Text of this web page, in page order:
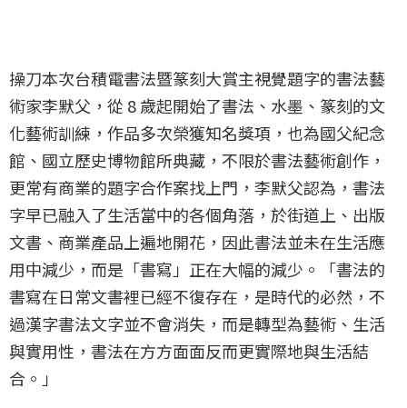
操刀本次台積電書法暨篆刻大賞主視覺題字的書法藝
術家李默父，從 8 歲起開始了書法、水墨、篆刻的文
化藝術訓練，作品多次榮獲知名獎項，也為國父紀念
館、國立歷史博物館所典藏，不限於書法藝術創作，
更常有商業的題字合作案找上門，李默父認為，書法
字早已融入了生活當中的各個角落，於街道上、出版
文書、商業產品上遍地開花，因此書法並未在生活應
用中減少，而是「書寫」正在大幅的減少。「書法的
書寫在日常文書裡已經不復存在，是時代的必然，不
過漢字書法文字並不會消失，而是轉型為藝術、生活
與實用性，書法在方方面面反而更實際地與生活結
合。」